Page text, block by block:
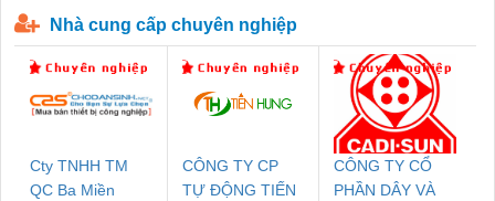
Nhà cung cấp chuyên nghiệp
Cty TNHH TM
QC Ba Miền
CÔNG TY CP
TỰ ĐỘNG TIẾN
CÔNG TY CỔ
PHẦN DÂY VÀ